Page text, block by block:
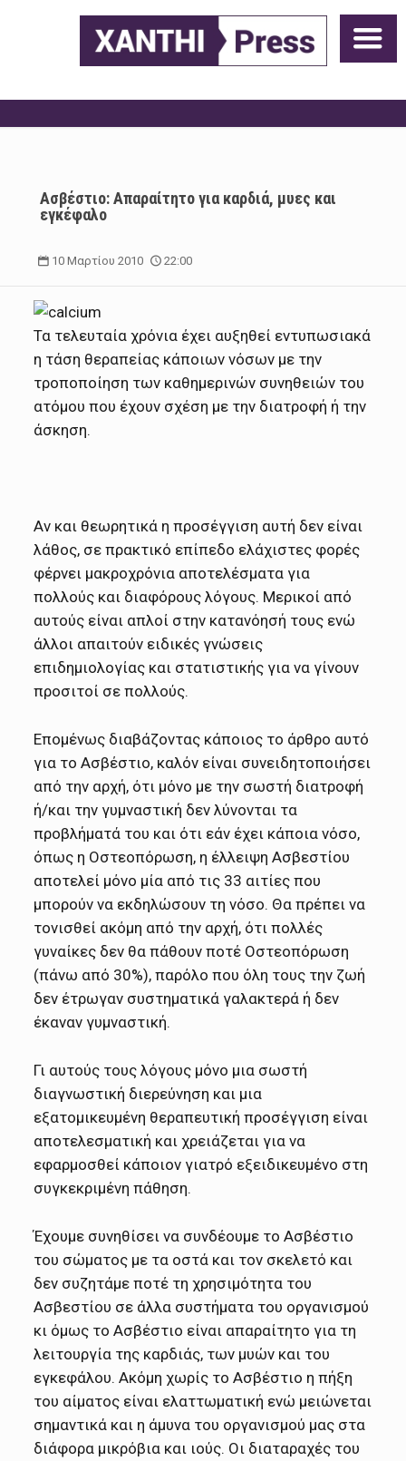
Ασβέστιο: Απαραίτητο για καρδιά, μυες και
εγκέφαλο
10 Μαρτίου 2010 22:00
Τα τελευταία χρόνια έχει αυξηθεί εντυπωσιακά
η τάση θεραπείας κάποιων νόσων με την
τροποποίηση των καθημερινών συνηθειών του
ατόμου που έχουν σχέση με την διατροφή ή την
άσκηση.
Αν και θεωρητικά η προσέγγιση αυτή δεν είναι
λάθος, σε πρακτικό επίπεδο ελάχιστες φορές
φέρνει μακροχρόνια αποτελέσματα για
πολλούς και διαφόρους λόγους. Μερικοί από
αυτούς είναι απλοί στην κατανόησή τους ενώ
άλλοι απαιτούν ειδικές γνώσεις
επιδημιολογίας και στατιστικής για να γίνουν
προσιτοί σε πολλούς.
Επομένως διαβάζοντας κάποιος το άρθρο αυτό
για το Ασβέστιο, καλόν είναι συνειδητοποιήσει
από την αρχή, ότι μόνο με την σωστή διατροφή
ή/και την γυμναστική δεν λύνονται τα
προβλήματά του και ότι εάν έχει κάποια νόσο,
όπως η Οστεοπόρωση, η έλλειψη Ασβεστίου
αποτελεί μόνο μία από τις 33 αιτίες που
μπορούν να εκδηλώσουν τη νόσο. Θα πρέπει να
τονισθεί ακόμη από την αρχή, ότι πολλές
γυναίκες δεν θα πάθουν ποτέ Οστεοπόρωση
(πάνω από 30%), παρόλο που όλη τους την ζωή
δεν έτρωγαν συστηματικά γαλακτερά ή δεν
έκαναν γυμναστική.
Γι αυτούς τους λόγους μόνο μια σωστή
διαγνωστική διερεύνηση και μια
εξατομικευμένη θεραπευτική προσέγγιση είναι
αποτελεσματική και χρειάζεται για να
εφαρμοσθεί κάποιον γιατρό εξειδικευμένο στη
συγκεκριμένη πάθηση.
Έχουμε συνηθίσει να συνδέουμε το Ασβέστιο
του σώματος με τα οστά και τον σκελετό και
δεν συζητάμε ποτέ τη χρησιμότητα του
Ασβεστίου σε άλλα συστήματα του οργανισμού
κι όμως το Ασβέστιο είναι απαραίτητο για τη
λειτουργία της καρδιάς, των μυών και του
εγκεφάλου. Ακόμη χωρίς το Ασβέστιο η πήξη
του αίματος είναι ελαττωματική ενώ μειώνεται
σημαντικά και η άμυνα του οργανισμού μας στα
διάφορα μικρόβια και ιούς. Οι διαταραχές του